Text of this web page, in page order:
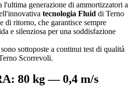
generazione di ammortizzatori a
tecnologia Fluid di Terno
di ritorno, che garantisce sempre
e silenziosa per una soddisfazione
sottoposte a continui test di qualità
Scorrevoli.
80 kg — 0,4 m/s